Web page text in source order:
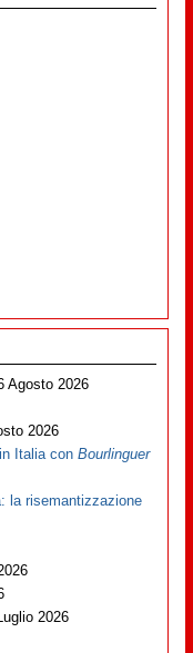
Agosto 2026
2026
Italia conBourlinguer
la risemantizzazione
2026